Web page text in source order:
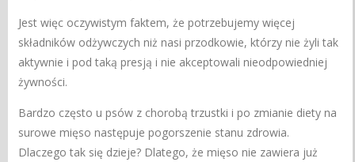
Jest więc oczywistym faktem, że potrzebujemy więcej
składników odżywczych niż nasi przodkowie, którzy nie żyli tak
aktywnie i pod taką presją i nie akceptowali nieodpowiedniej
żywności.
Bardzo często u psów z chorobą trzustki i po zmianie diety na
surowe mięso następuje pogorszenie stanu zdrowia.
Dlaczego tak się dzieje? Dlatego, że mięso nie zawiera już